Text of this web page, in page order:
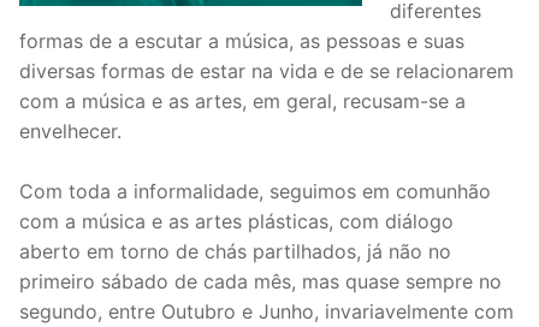
diferentes
formas de a escutar a música, as pessoas e suas
diversas formas de estar na vida e de se relacionarem
com a música e as artes, em geral, recusam-se a
envelhecer.
Com toda a informalidade, seguimos em comunhão
com a música e as artes plásticas, com diálogo
aberto em torno de chás partilhados, já não no
primeiro sábado de cada mês, mas quase sempre no
segundo, entre Outubro e Junho, invariavelmente com